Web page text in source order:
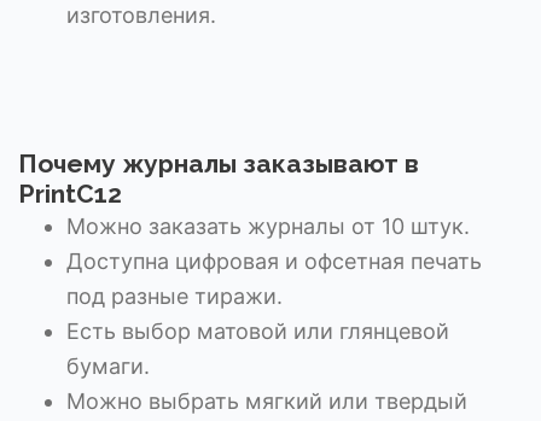
изготовления.
Почему журналы заказывают в
PrintC12
Можно заказать журналы от 10 штук.
Доступна цифровая и офсетная печать
под разные тиражи.
Есть выбор матовой или глянцевой
бумаги.
Можно выбрать мягкий или твердый